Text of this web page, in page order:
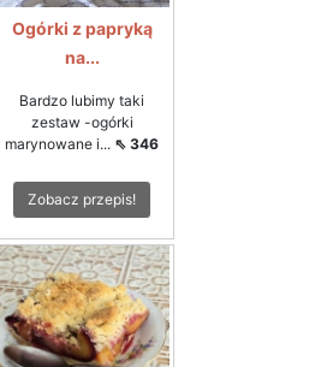
Ogórki z papryką
na...
Bardzo lubimy taki
zestaw -ogórki
marynowane i... ⇖ 346
Zobacz przepis!